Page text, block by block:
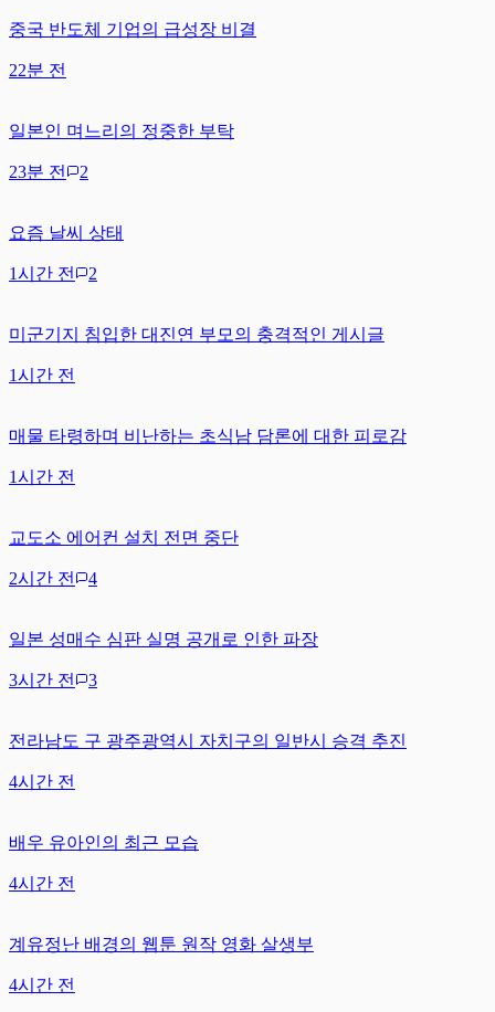
중국 반도체 기업의 급성장 비결
22분 전
일본인 며느리의 정중한 부탁
23분 전 2
요즘 날씨 상태
1시간 전 2
미군기지 침입한 대진연 부모의 충격적인 게시글
1시간 전
매물 타령하며 비난하는 초식남 담론에 대한 피로감
1시간 전
교도소 에어컨 설치 전면 중단
2시간 전 4
일본 성매수 심판 실명 공개로 인한 파장
3시간 전 3
전라남도 구 광주광역시 자치구의 일반시 승격 추진
4시간 전
배우 유아인의 최근 모습
4시간 전
계유정난 배경의 웹툰 원작 영화 살생부
4시간 전